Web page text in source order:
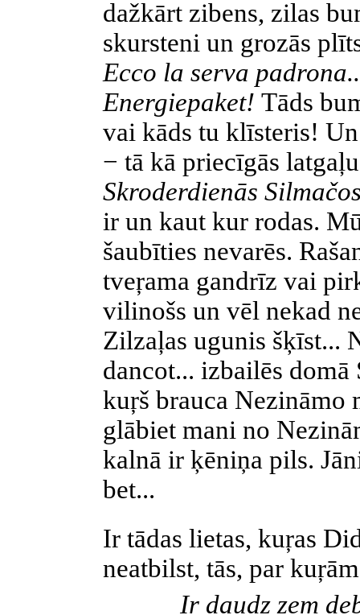
dažkārt zibens, zilas
skursteni un grozās
Ecco la serva
Energiepaket! Tāds
vai kāds tu klīsteris!
− tā kā priecīgās
Skroderdienās
ir un kaut kur rodas.
šaubīties nevarēs.
tveŗama gandrīz vai
vilinošs un vēl nekad
Zilzaļas ugunis šķīst...
dancot... izbailēs domā
kuŗš brauca Nezināmo
glābiet mani no
kalnā ir ķēniņa pils.
bet...
Ir tādas lietas, kuŗas
neatbilst, tās, par
Ir daudz zem